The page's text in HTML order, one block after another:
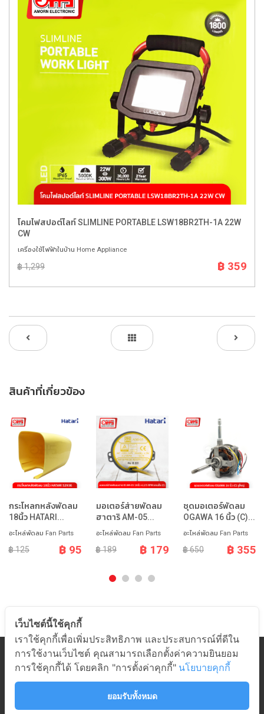
โคมไฟสปอต์ไลท์ SLIMLINE PORTABLE LSW18BR2TH-1A 22W
CW
เครื่องใช้ไฟฟ้าในบ้าน Home Appliance
฿ 1,299 ฿ 359
สินค้าที่เกี่ยวข้อง
กระโหลกหลังพัดลม
18นิ้ว HATARI...
อะไหล่พัดลม Fan Parts
฿ 125 ฿ 95
มอเตอร์ส่ายพัดลม
ฮาตาริ AM-05...
อะไหล่พัดลม Fan Parts
฿ 189 ฿ 179
ชุดมอเตอร์พัดลม
OGAWA 16 นิ้ว (C)...
อะไหล่พัดลม Fan Parts
฿ 650 ฿ 355
หมวดสินค้า
เกี่ยวกับอมร
ช่วยเหลือ
เว็บไซต์นี้ใช้คุกกี้
เราใช้คุกกี้เพื่อเพิ่มประสิทธิภาพ และประสบการณ์ที่ดีใน
การใช้งานเว็บไซต์ คุณสามารถเลือกตั้งค่าความยินยอม
การใช้คุกกี้ได้ โดยคลิก "การตั้งค่าคุกกี้" นโยบายคุกกี้
ยอมรับทั้งหมด